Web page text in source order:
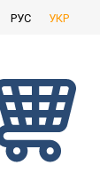
РУС УКР